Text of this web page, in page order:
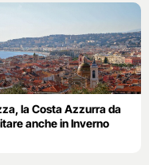
la Costa Azzurra da
anche in Inverno